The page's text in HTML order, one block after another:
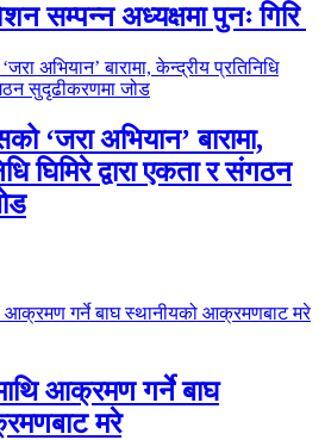
सम्पन्न अध्यक्षमा पुनः गिरि
‘जरा अभियान’ बारामा,
घिमिरे द्वारा एकता र संगठन
आक्रमण गर्ने बाघ
मरे